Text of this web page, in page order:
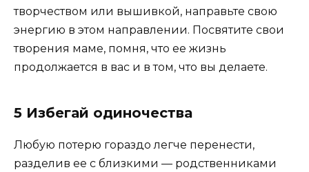
творчеством или вышивкой, направьте свою
энергию в этом направлении. Посвятите свои
творения маме, помня, что ее жизнь
продолжается в вас и в том, что вы делаете.
5 Избегай одиночества
Любую потерю гораздо легче перенести,
разделив ее с близкими — родственниками